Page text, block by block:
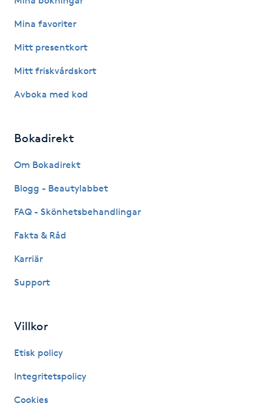
Hälsprickor
IPL
IR-massage
Japansk massage
Kemisk peeling
Keratinbehandling
Mina favoriter
Mitt presentkort
Mitt friskvårdskort
Avboka med kod
Bokadirekt
Om Bokadirekt
Blogg - Beautylabbet
FAQ - Skönhetsbehandlingar
Fakta & Råd
Karriär
Support
Villkor
Etisk policy
Integritetspolicy
Cookies